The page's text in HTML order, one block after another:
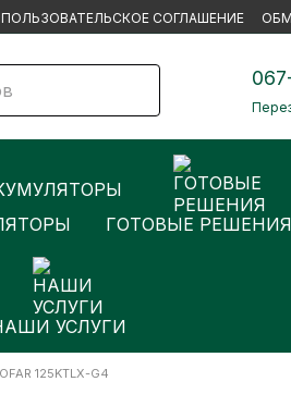
ПОЛЬЗОВАТЕЛЬСКОЕ СОГЛАШЕНИЕ
ГОТОВЫЕ РЕШЕНИЯ
УСЛУГИ
125KTLX-G4